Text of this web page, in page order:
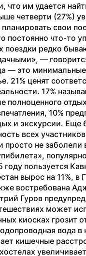
что им удается
четверти (27%)
свои
постоянно что-то
поездки редко
—
— это
21% ценят
17%
полноценного
10%
и экскурсии. Еще
всех
просто не заболели
году пользуется
вырос на 11%, в
востребована
Гуров
может
киосках грозит
вода в
кишечные